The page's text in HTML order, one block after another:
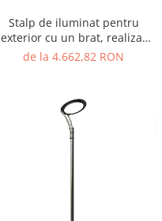
Stalp de iluminat pentru
exterior cu un brat, realizat
din aluminiu si bec LED -
de la 4.662,82 RON